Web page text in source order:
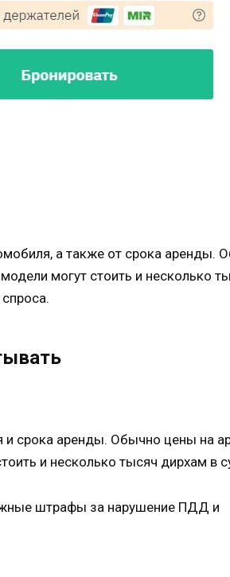
а также от срока аренды.
могут стоить и несколько
и срока аренды. Обычно цены на
и несколько тысяч дирхам в
штрафы за нарушение ПДД и